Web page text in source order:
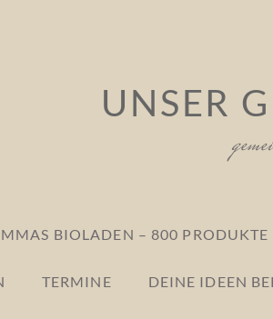
UNSER
BIOLADEN – 800 PRODUKTE
TERMINE DEINE IDEEN